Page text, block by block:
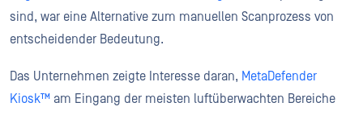
sind, war eine Alternative zum manuellen Scanprozess von
entscheidender Bedeutung.
Das Unternehmen zeigte Interesse daran, MetaDefender
Kiosk™ am Eingang der meisten luftüberwachten Bereiche